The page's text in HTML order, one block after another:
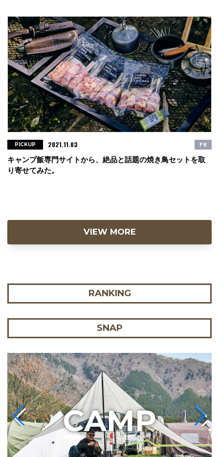
キャンプ飯専門サイトから、絶品と話題の焼き鳥セットを取
り寄せてみた。
PICKUP 2021.11.03 PR
VIEW MORE
RANKING
SNAP
CAMP